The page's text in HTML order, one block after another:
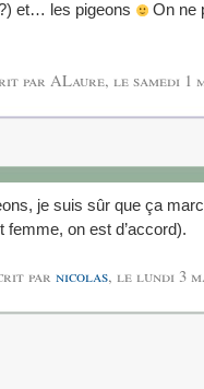
et… les pigeons
On ne
par ALaure, le samedi 1
je suis sûr que ça
on est d’accord).
par nicolas, le lundi 3